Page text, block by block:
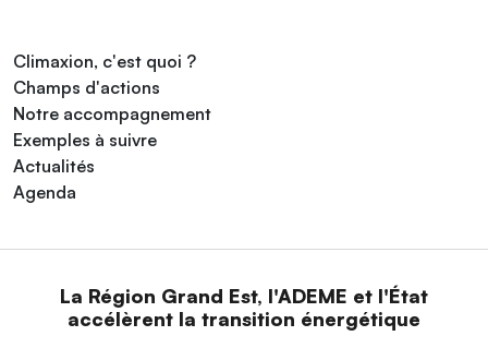
Climaxion, c'est quoi ?
Champs d'actions
Notre accompagnement
Exemples à suivre
Actualités
Agenda
La Région Grand Est, l'ADEME et l'État
accélèrent la transition énergétique